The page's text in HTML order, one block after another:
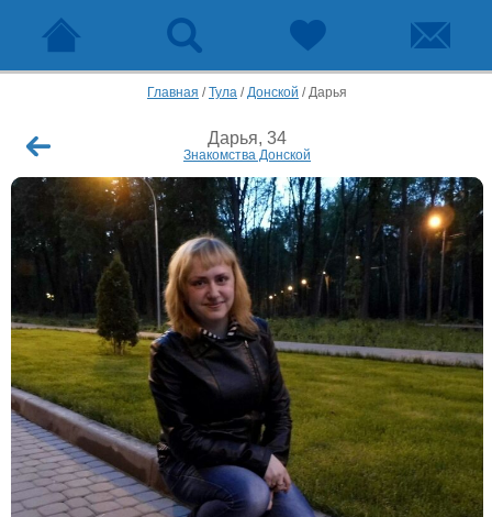
Главная /Тула /Донской /Дарья
Дарья, 34
Знакомства Донской